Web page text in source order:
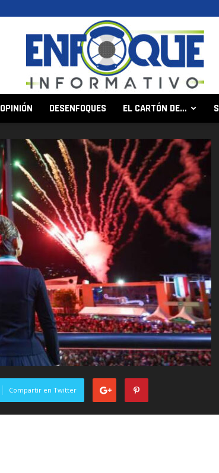
Informativo
OPINIÓN DESENFOQUES EL CARTÓN DE…
Compartir en Twitter